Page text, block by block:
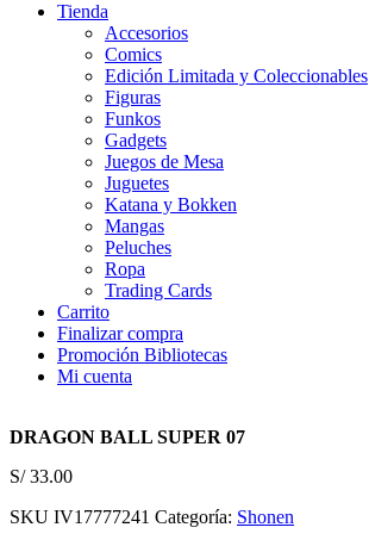
Tienda
Accesorios
Comics
Edición Limitada y Coleccionables
Figuras
Funkos
Gadgets
Juegos de Mesa
Juguetes
Katana y Bokken
Mangas
Peluches
Ropa
Trading Cards
Carrito
Finalizar compra
Promoción Bibliotecas
Mi cuenta
DRAGON BALL SUPER 07
S/33.00
SKU IV17777241 Categoría: Shonen